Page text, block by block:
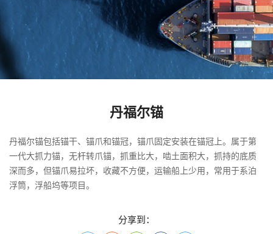
丹福尔锚
丹福尔锚包括锚干、锚爪和锚冠，锚爪固定安装在锚冠上。属于第
一代大抓力锚，无杆转爪锚，抓重比大，啮土面积大，抓持的底质
深而多，但锚爪易拉坏，收藏不方便，运输船上少用，常用于系泊
浮筒，浮船坞等项目。
分享到：